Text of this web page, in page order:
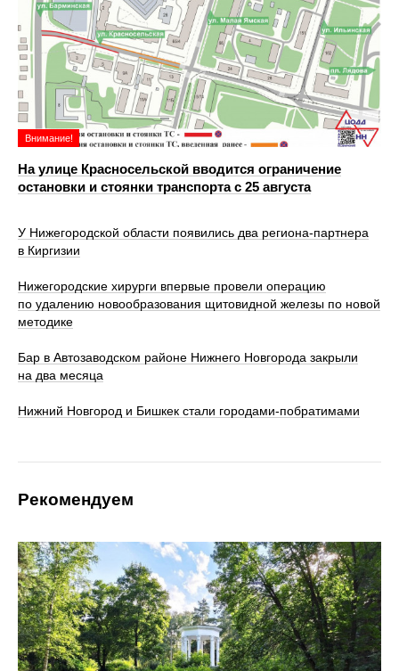
Внимание!
На улице Красносельской вводится ограничение
остановки и стоянки транспорта с 25 августа
У Нижегородской области появились два региона-партнера
в Киргизии
Нижегородские хирурги впервые провели операцию
по удалению новообразования щитовидной железы по новой
методике
Бар в Автозаводском районе Нижнего Новгорода закрыли
на два месяца
Нижний Новгород и Бишкек стали городами-побратимами
Рекомендуем